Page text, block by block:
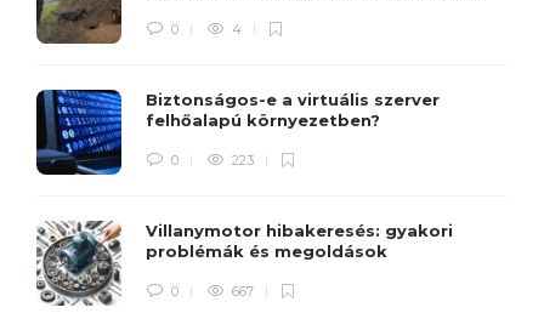
0 4
Biztonságos-e a virtuális szerver
felhőalapú környezetben?
0 223
Villanymotor hibakeresés: gyakori
problémák és megoldások
0 667